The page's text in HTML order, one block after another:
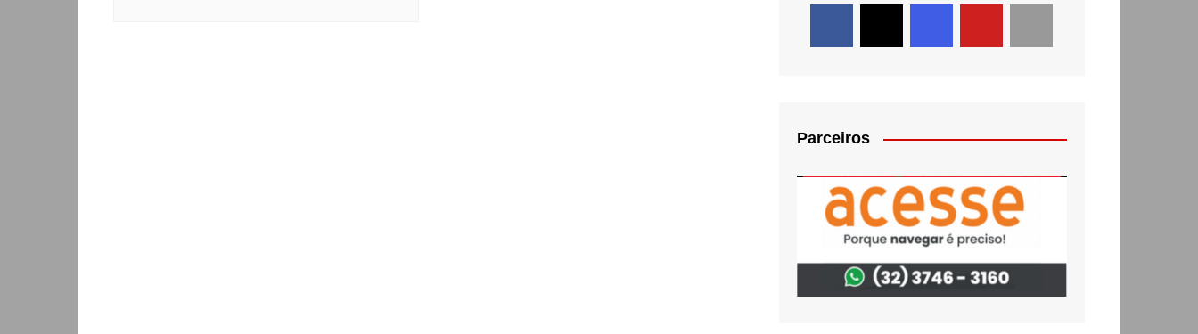
Parceiros